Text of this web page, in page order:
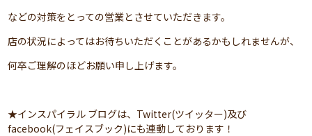
などの対策をとっての営業とさせていただきます。
店の状況によってはお待ちいただくことがあるかもしれませんが、
何卒ご理解のほどお願い申し上げます。
★インスパイラル ブログは、Twitter(ツイッター)及び
facebook(フェイスブック)にも連動しております！